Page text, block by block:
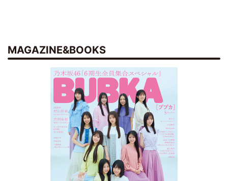
MAGAZINE&BOOKS